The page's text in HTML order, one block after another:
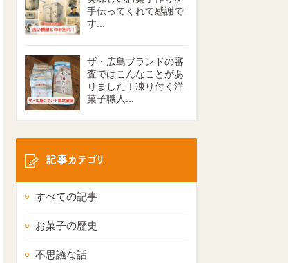
手伝ってくれて感謝で
す...
ザ・広島ブランドの審
査ではこんなことがあ
りました！凍り付く洋
菓子職人...
記事カテゴリ
すべての記事
お菓子の歴史
不思議な話